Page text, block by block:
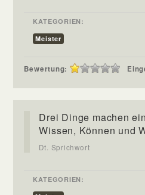
KATEGORIEN:
Meister
Bewertung:
Drei Dinge machen
Wissen, Können und
Dt. Sprichwort
KATEGORIEN: